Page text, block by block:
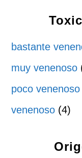
bastante
muy venenoso
poco venenoso
venenoso (4)